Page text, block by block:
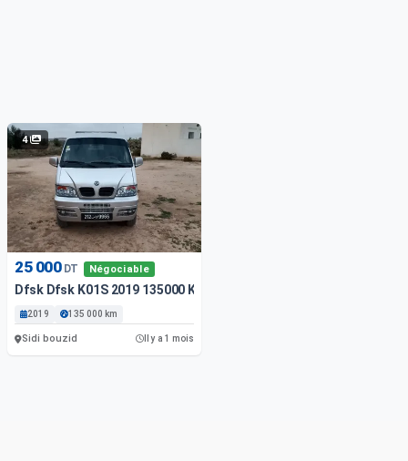
4
25 000 DT Négociable
Dfsk Dfsk K01S 2019 135000 Km
2019 135 000 km
Sidi bouzid Il y a 1 mois